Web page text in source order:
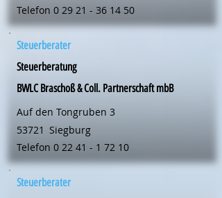
Telefon 0 29 21 - 36 14 50
Steuerberater
Steuerberatung
BWLC Braschoß & Coll. Partnerschaft mbB
Auf den Tongruben 3
53721 Siegburg
Telefon 0 22 41 - 1 72 10
Steuerberater